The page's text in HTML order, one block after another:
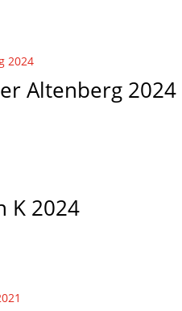
Altenberg 2024
K 2024